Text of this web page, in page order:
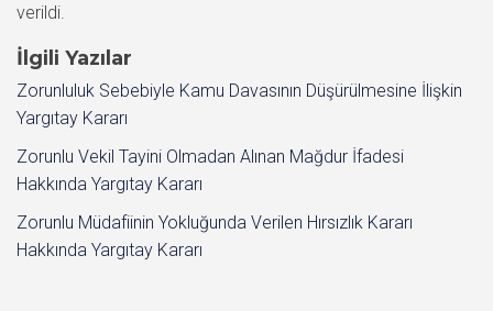
verildi.
İlgili Yazılar
Zorunluluk Sebebiyle Kamu Davasının Düşürülmesine İlişkin
Yargıtay Kararı
Zorunlu Vekil Tayini Olmadan Alınan Mağdur İfadesi
Hakkında Yargıtay Kararı
Zorunlu Müdafiinin Yokluğunda Verilen Hırsızlık Kararı
Hakkında Yargıtay Kararı